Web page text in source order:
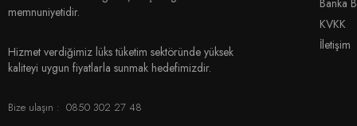
memnuniyetidir.
Hizmet verdiğimiz lüks tüketim sektöründe yüksek
kaliteyi uygun fiyatlarla sunmak hedefimizdir.
Bize ulaşın : 0850 302 27 48
KVKK
İletişim